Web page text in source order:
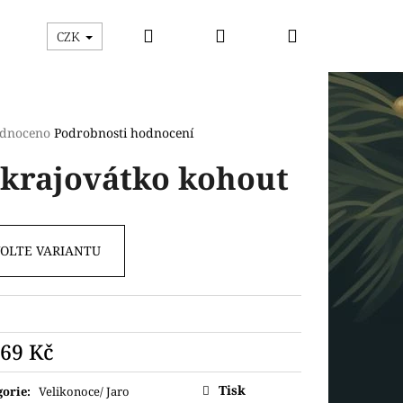
box Vykrajovátka Razítka s
CZK Hledat PřihlášeníNákupní
Podrobnosti hodnocení
kohout
VARIANTU
69 Kč
: Velikonoce/ Jaro
Tisk